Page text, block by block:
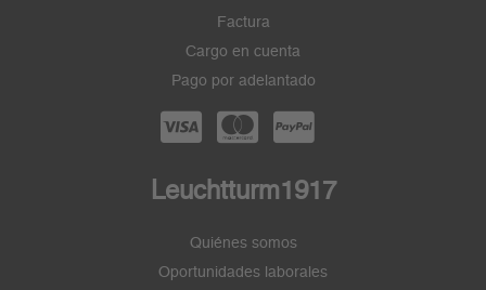
Factura
Cargo en cuenta
Pago por adelantado
Leuchtturm1917
Quiénes somos
Oportunidades laborales